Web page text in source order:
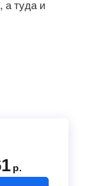
, а туда и
р.